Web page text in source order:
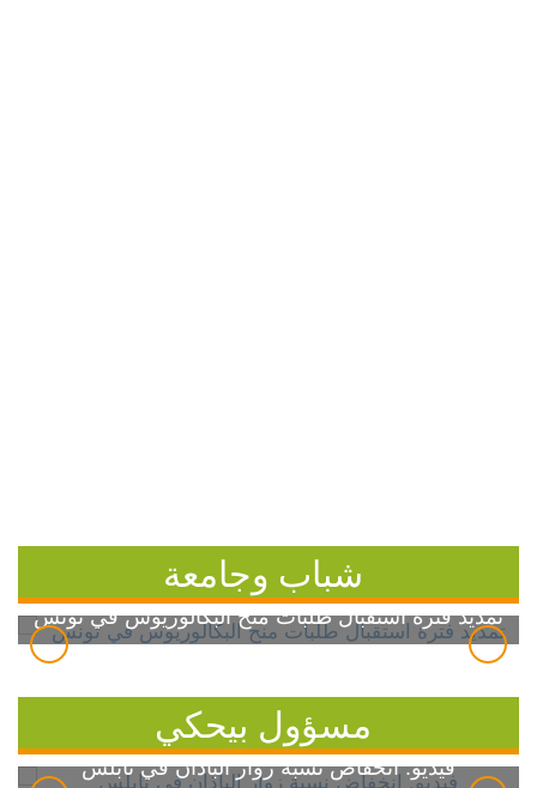
شباب وجامعة
تمديد فترة استقبال طلبات منح البكالوريوس في تونس
مسؤول بيحكي
فيديو: انخفاض نسبة زوار الباذان في نابلس